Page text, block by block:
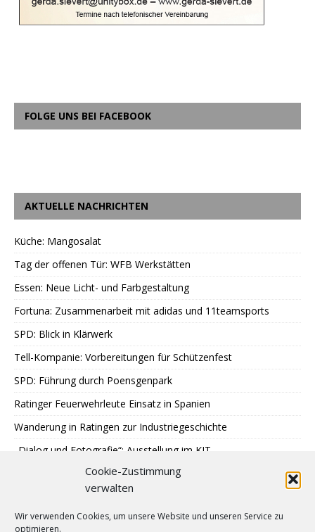
Cookie-Zustimmung
verwalten
Wir verwenden Cookies, um unsere Website und unseren Service zu
optimieren.
FOLGE UNS BEI FACEBOOK
AKTUELLE NACHRICHTEN
Küche: Mangosalat
Tag der offenen Tür: WFB Werkstätten
Essen: Neue Licht- und Farbgestaltung
Fortuna: Zusammenarbeit mit adidas und 11teamsports
SPD: Blick in Klärwerk
Tell-Kompanie: Vorbereitungen für Schützenfest
SPD: Führung durch Poensgenpark
Ratinger Feuerwehrleute Einsatz in Spanien
Wanderung in Ratingen zur Industriegeschichte
„Dialog und Fotografie“: Ausstellung im KIT
Sondereinsatz der Polizei in Ratingen
Erstes Urteil gegen Betrügerbande
Möschesonntag: Bruderschaft beginnt Schützenfest